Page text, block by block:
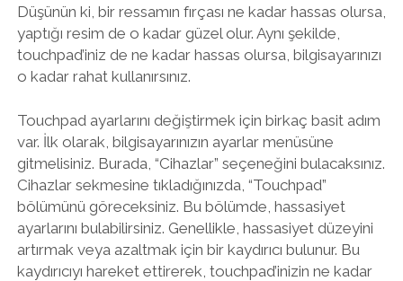
Düşünün ki, bir ressamın fırçası ne kadar hassas olursa,
yaptığı resim de o kadar güzel olur. Aynı şekilde,
touchpad’iniz de ne kadar hassas olursa, bilgisayarınızı
o kadar rahat kullanırsınız.
Touchpad ayarlarını değiştirmek için birkaç basit adım
var. İlk olarak, bilgisayarınızın ayarlar menüsüne
gitmelisiniz. Burada, “Cihazlar” seçeneğini bulacaksınız.
Cihazlar sekmesine tıkladığınızda, “Touchpad”
bölümünü göreceksiniz. Bu bölümde, hassasiyet
ayarlarını bulabilirsiniz. Genellikle, hassasiyet düzeyini
artırmak veya azaltmak için bir kaydırıcı bulunur. Bu
kaydırıcıyı hareket ettirerek, touchpad’inizin ne kadar